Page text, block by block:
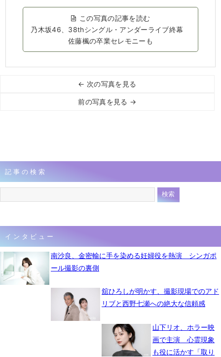
この写真の記事を読む
乃木坂46、38thシングル・アンダーライブ終幕
佐藤楓の卒業セレモニーも
← 次の写真を見る
前の写真を見る →
記事の検索
インタビュー
南沙良、金密輸に手を染める妊婦役を熱演 シンガポ
ール撮影の裏側
舘ひろしが明かす、撮影現場でのアド
リブと西野七瀬への絶大な信頼感
山下リオ、ホラー映
画で主演 心霊現象
も役に活かす「取り